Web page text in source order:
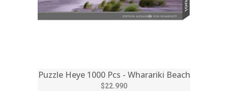
Puzzle Heye 1000 Pcs - Wharariki Beach
$22.990